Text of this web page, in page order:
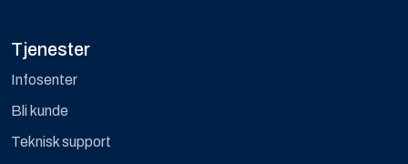
Tjenester
Infosenter
Bli kunde
Teknisk support